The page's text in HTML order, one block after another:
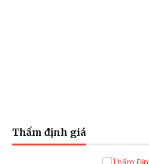
Thẩm định giá